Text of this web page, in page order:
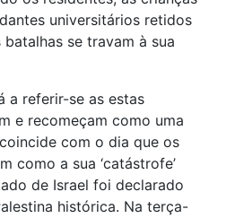
universitários retidos
se travam à sua
a referir-se as estas
e recomeçam como uma
coincide com o dia que os
como a sua ‘catástrofe’
de Israel foi declarado
histórica. Na terça-